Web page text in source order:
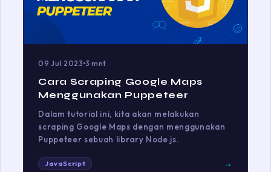
09 Jul 2023 3 mnt
Cara Scraping Google Maps
Menggunakan Puppeteer
Dalam tutorial ini, kita akan melakukan
scraping Google Maps dengan menggunakan
Puppeteer sebuah library Node.js.
JavaScript →